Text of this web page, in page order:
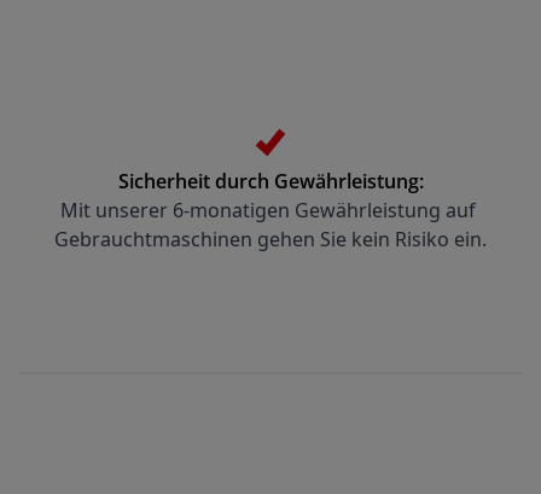
Sicherheit durch Gewährleistung:
Mit unserer 6-monatigen Gewährleistung auf
Gebrauchtmaschinen gehen Sie kein Risiko ein.